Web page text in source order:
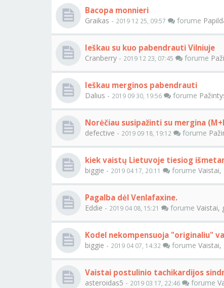
Bacopa monnieri
Graikas - 2019 12 25, 09:57 forume
Ieškau su kuo pabendrauti Vilniuje
Cranberry - 2019 12 23, 07:45 forume
Ieškau merginos pabendrauti
Dalius - 2019 09 30, 19:56 forume
Norėčiau susipažinti su mergina
defective - 2019 09 18, 19:12 forume
kiek vaistų Lietuvoje tiesiog
biggie - 2019 04 17, 20:11 forume
Pagalba dėl Venlafaxine.
Eddie - 2019 04 08, 15:21 forume Vaistai,
Kodel nekompensuoja "originaliu"
biggie - 2019 04 07, 14:32 forume
Vaistai postulinio tachikardijos
asteroidas5 - 2019 03 17, 22:46 forume